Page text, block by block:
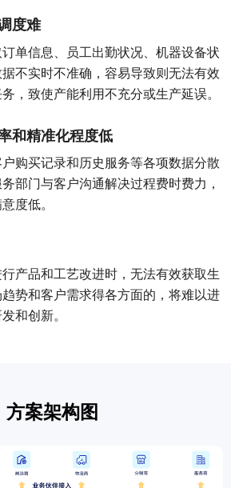
度难
单信息、员工出勤状况、机器设备状
不实时不准确，容易导致则无法有效
，致使产能利用不充分或生产延误。
和精准化程度低
购买记录和历史服务等各项数据分散
部门与客户沟通解决过程费时费力，
度低。
产品和工艺改进时，无法有效获取生
势和客户需求得各方面的，将难以进
和创新。
方案架构图